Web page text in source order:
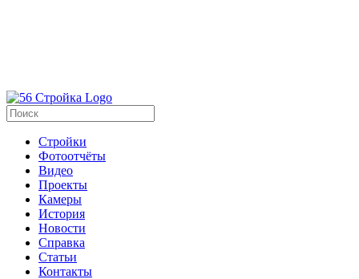
Стройки
Фотоотчёты
Видео
Проекты
Камеры
История
Новости
Справка
Статьи
Контакты